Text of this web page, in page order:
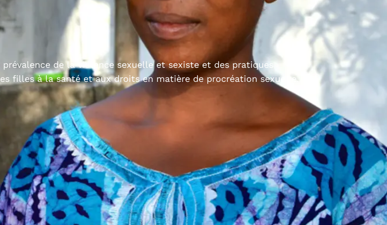
de la violence sexuelle et sexiste et des pratiques
filles à la santé et aux droits en matière de procréation sexuelle.